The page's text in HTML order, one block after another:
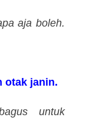
aja boleh.
otak janin.
untuk